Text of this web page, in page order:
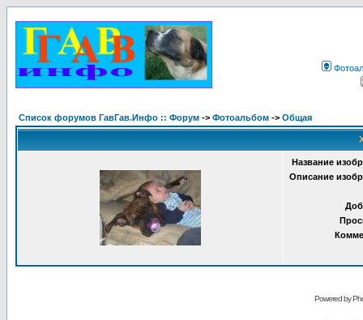
Список форумов ГавГав.Инфо :: Форум -> Фотоальбом -> Общая
Название
Описание
Powered by